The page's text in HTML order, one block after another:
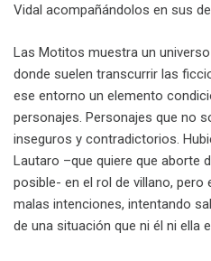
Vidal acompañándolos en sus
Las Motitos muestra un
donde suelen transcurrir las
ese entorno un elemento
personajes. Personajes que no
inseguros y contradictorios.
Lautaro –que quiere que aborte
posible- en el rol de villano,
malas intenciones, intentando
de una situación que ni él ni ella